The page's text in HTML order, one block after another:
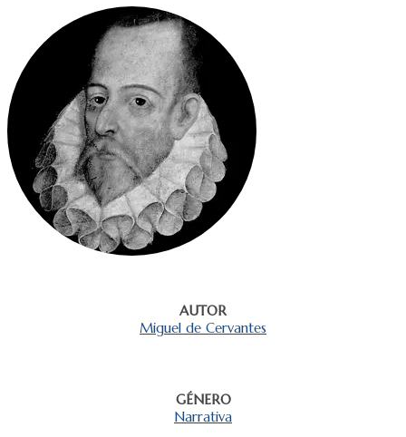
AUTOR
Miguel de Cervantes
GÉNERO
Narrativa